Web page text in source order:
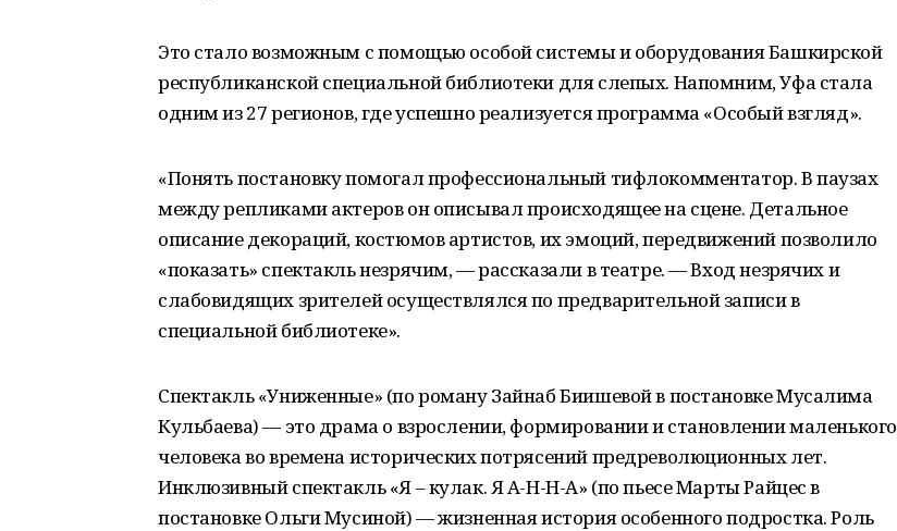
Это стало возможным с помощью особой системы и оборудования Башкирской
республиканской специальной библиотеки для слепых. Напомним, Уфа стала
одним из 27 регионов, где успешно реализуется программа «Особый взгляд».
«Понять постановку помогал профессиональный тифлокомментатор. В паузах
между репликами актеров он описывал происходящее на сцене. Детальное
описание декораций, костюмов артистов, их эмоций, передвижений позволило
«показать» спектакль незрячим, — рассказали в театре. — Вход незрячих и
слабовидящих зрителей осуществлялся по предварительной записи в
специальной библиотеке».
Спектакль «Униженные» (по роману Зайнаб Биишевой в постановке Мусалима
Кульбаева) — это драма о взрослении, формировании и становлении маленького
человека во времена исторических потрясений предреволюционных лет.
Инклюзивный спектакль «Я – кулак. Я А-Н-Н-А» (по пьесе Марты Райцес в
постановке Ольги Мусиной) — жизненная история особенного подростка. Роль